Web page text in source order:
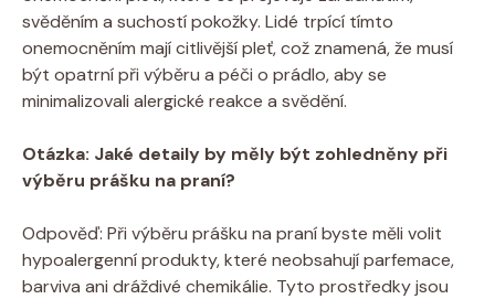
svěděním a suchostí pokožky. ⁤Lidé trpící tímto
onemocněním mají ‍citlivější pleť, což znamená, že musí
být ⁣opatrní při ​výběru a péči o ‌prádlo, aby ⁤se
minimalizovali alergické ⁤reakce ​a svědění.
Otázka: Jaké detaily by měly⁤ být zohledněny při ​
výběru prášku na praní?
Odpověď: Při výběru prášku ‍na praní byste měli volit
hypoalergenní⁣ produkty, které neobsahují parfemace,
barviva ani dráždivé chemikálie. ‌Tyto prostředky jsou